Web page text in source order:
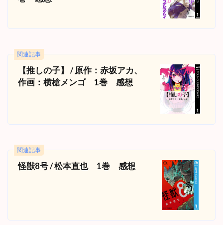
関連記事
【推しの子】 / 原作：赤坂アカ、
作画：横槍メンゴ 1巻 感想
関連記事
怪獣8号 / 松本直也 1巻 感想